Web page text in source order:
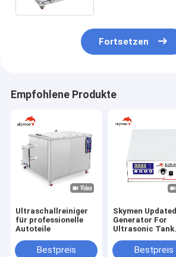
Fortsetzen
Empfohlene Produkte
Ultraschallreiniger
für professionelle
Autoteile
Bestpreis
Skymen Updated
Generator For
Ultrasonic Tank
Transducer Box
Bestpreis